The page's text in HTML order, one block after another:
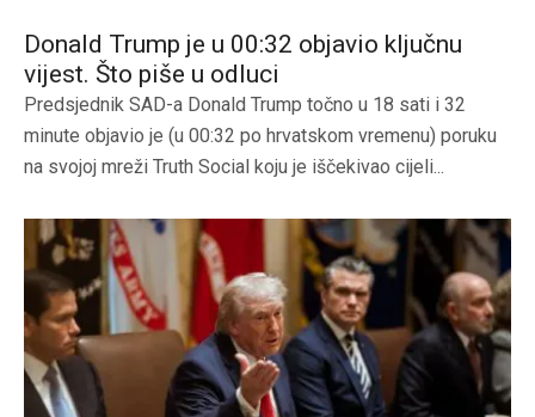
Donald Trump je u 00:32 objavio ključnu
vijest. Što piše u odluci
Predsjednik SAD-a Donald Trump točno u 18 sati i 32
minute objavio je (u 00:32 po hrvatskom vremenu) poruku
na svojoj mreži Truth Social koju je iščekivao cijeli...